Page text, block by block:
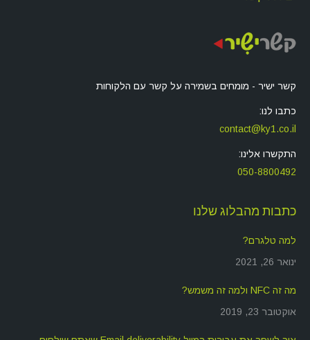
קשר ישיר - מומחים בשמירה על קשר עם הלקוחות
כתבו לנו:
contact@ky1.co.il
התקשרו אלינו:
050-8800492
כתבות מהבלוג שלנו
למה טלגרם?
ינואר 26, 2021
מה זה NFC ולמה זה משמש?
אוקטובר 23, 2019